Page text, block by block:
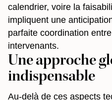
calendrier, voire la
impliquent une
parfaite coordination
intervenants.
Une approche
indispensable
Au-delà de ces aspects